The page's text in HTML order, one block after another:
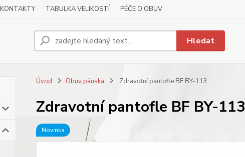
KONTAKTY TABULKA VELIKOSTÍ PÉČE O OBUV
Hledat
Úvod Obuv pánská Zdravotní pantofle BF BY-113
Zdravotní pantofle BF BY-113
Novinka